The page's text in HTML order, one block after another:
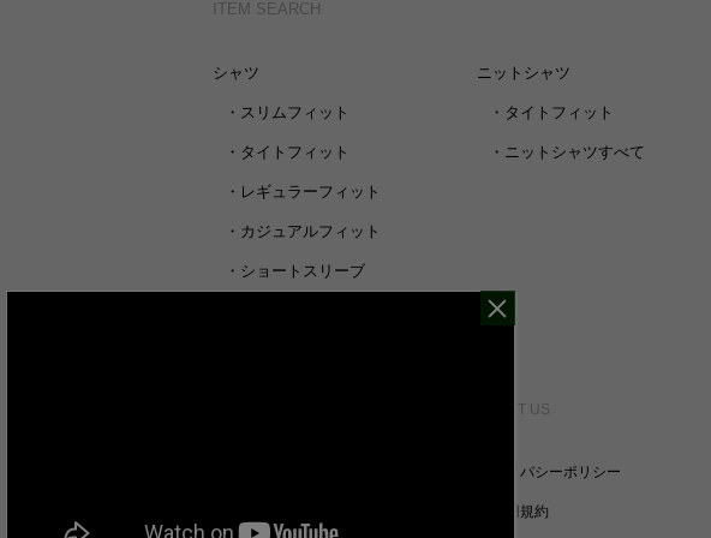
ITEM SEARCH
シャツ
・ スリムフィット
・ タイトフィット
・ レギュラーフィット
・ カジュアルフィット
・ ショートスリーブ
ニットシャツ
・ タイトフィット
・ ニットシャツすべて
ABOUT US
プライバシーポリシー
ご利用規約